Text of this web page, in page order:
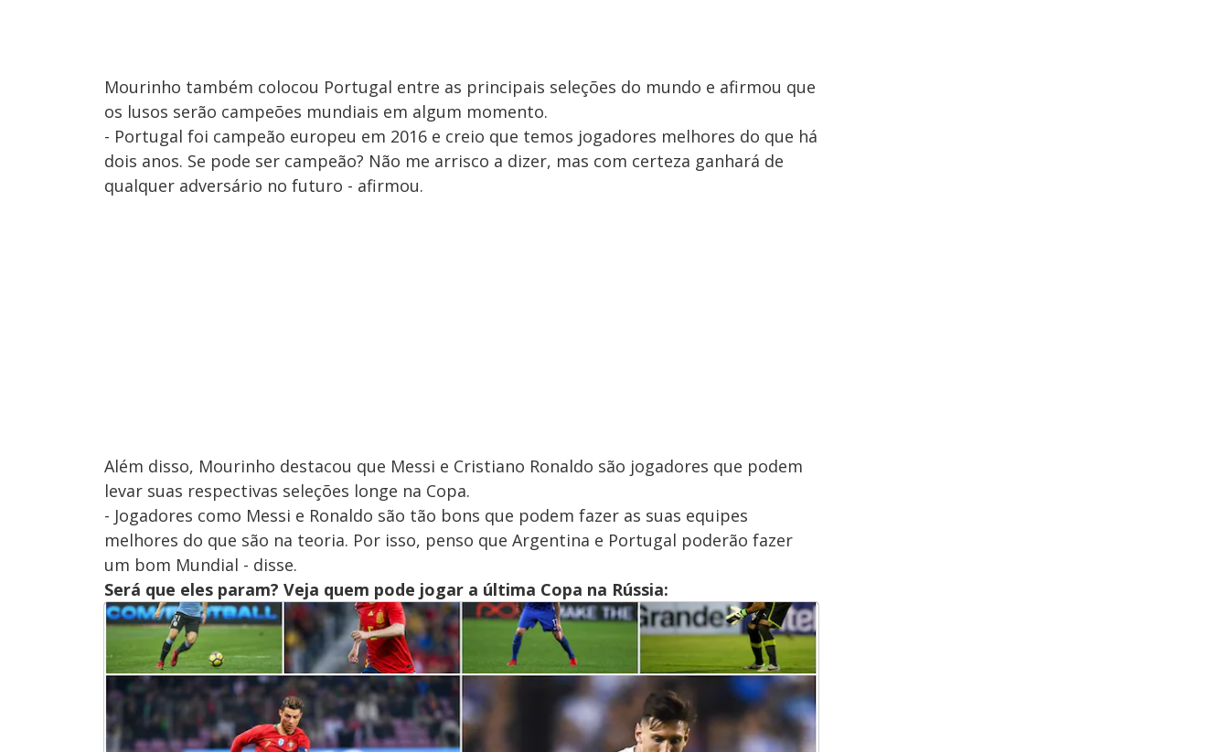
Mourinho também colocou Portugal entre as principais seleções do mundo e afirmou que
os lusos serão campeões mundiais em algum momento.
- Portugal foi campeão europeu em 2016 e creio que temos jogadores melhores do que há
dois anos. Se pode ser campeão? Não me arrisco a dizer, mas com certeza ganhará de
qualquer adversário no futuro - afirmou.
Além disso, Mourinho destacou que Messi e Cristiano Ronaldo são jogadores que podem
levar suas respectivas seleções longe na Copa.
- Jogadores como Messi e Ronaldo são tão bons que podem fazer as suas equipes
melhores do que são na teoria. Por isso, penso que Argentina e Portugal poderão fazer
um bom Mundial - disse.
Será que eles param? Veja quem pode jogar a última Copa na Rússia: